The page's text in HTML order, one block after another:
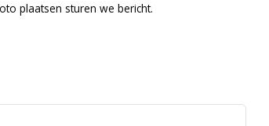
plaatsen sturen we bericht.